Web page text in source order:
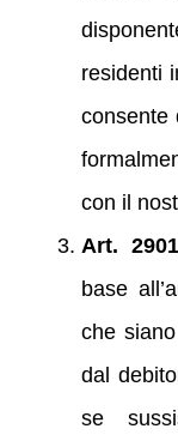
residenti
consente
con il
Art.
base
che
dal
se